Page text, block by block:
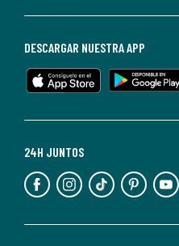
24H JUNTOS
DESCARGAR NUESTRA APP